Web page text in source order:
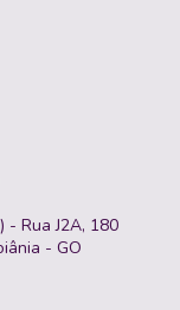
- Rua J2A, 180
- GO